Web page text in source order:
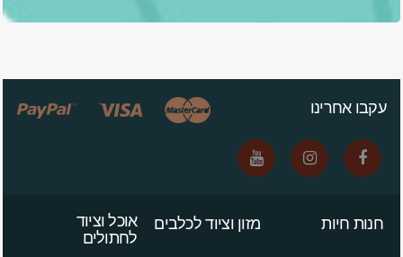
עקבו אחרינו
חנות חיות מזון וציוד לכלבים
אוכל וציוד
לחתולים